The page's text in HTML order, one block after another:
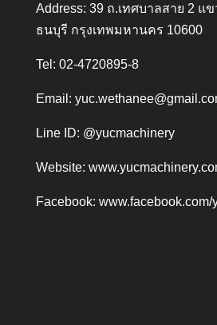
Address: 39 ถ.เทศบาลสาย 2 แ
ธนบุรี กรุงเทพมหานคร 10600
Tel: 02-4720895-8
Email:
Line ID: @yucmachinery
Website:
Facebook: www.facebook.com/